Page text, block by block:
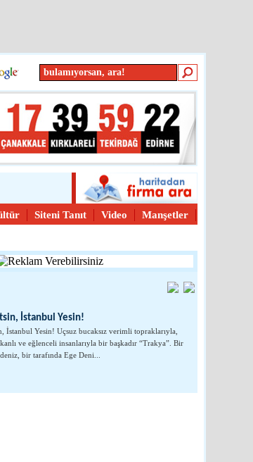
Siteni Tanıt Video
Manşetler
İstanbul Yesin!
İstanbul Yesin! Uçsuz bucaksız verimli topraklarıyla,
ve eğlenceli insanlarıyla bir başkadır “Trakya”. Bir
bir tarafında Ege Deni...